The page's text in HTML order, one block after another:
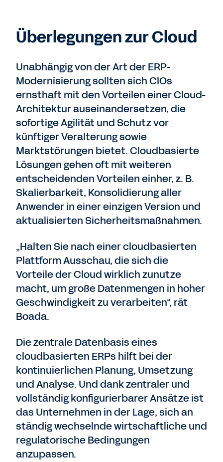
Überlegungen zur Cloud
Unabhängig von der Art der ERP-
Modernisierung sollten sich CIOs
ernsthaft mit den Vorteilen einer Cloud-
Architektur auseinandersetzen, die
sofortige Agilität und Schutz vor
künftiger Veralterung sowie
Marktstörungen bietet. Cloudbasierte
Lösungen gehen oft mit weiteren
entscheidenden Vorteilen einher, z. B.
Skalierbarkeit, Konsolidierung aller
Anwender in einer einzigen Version und
aktualisierten Sicherheitsmaßnahmen.
„Halten Sie nach einer cloudbasierten
Plattform Ausschau, die sich die
Vorteile der Cloud wirklich zunutze
macht, um große Datenmengen in hoher
Geschwindigkeit zu verarbeiten“, rät
Boada.
Die zentrale Datenbasis eines
cloudbasierten ERPs hilft bei der
kontinuierlichen Planung, Umsetzung
und Analyse. Und dank zentraler und
vollständig konfigurierbarer Ansätze ist
das Unternehmen in der Lage, sich an
ständig wechselnde wirtschaftliche und
regulatorische Bedingungen
anzupassen.